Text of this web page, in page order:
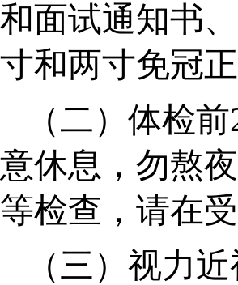
和面试通知书、
寸和两寸免冠
（二）体检前
意休息，勿熬
等检查，请
（三）视力